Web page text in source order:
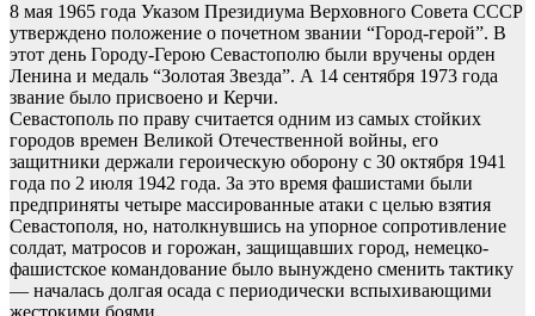
8 мая 1965 года Указом Президиума Верховного Совета СССР
утверждено положение о почетном звании “Город-герой”. В
этот день Городу-Герою Севастополю были вручены орден
Ленина и медаль “Золотая Звезда”. А 14 сентября 1973 года
звание было присвоено и Керчи.
Севастополь по праву считается одним из самых стойких
городов времен Великой Отечественной войны, его
защитники держали героическую оборону с 30 октября 1941
года по 2 июля 1942 года. За это время фашистами были
предприняты четыре массированные атаки с целью взятия
Севастополя, но, натолкнувшись на упорное сопротивление
солдат, матросов и горожан, защищавших город, немецко-
фашистское командование было вынуждено сменить тактику
— началась долгая осада с периодически вспыхивающими